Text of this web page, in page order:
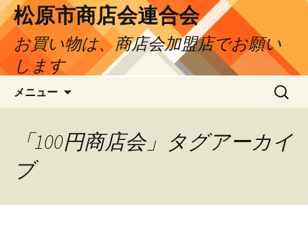
松原市商店会連合会
お買い物は、商店会加盟店でお願い
します
メニュー
ン
ツ
検
索:
「100円商店会」タグアーカイ
ブ